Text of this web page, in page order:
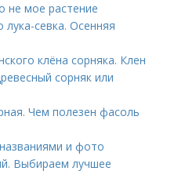
не мое растение
севка. Осенняя
клёна сорняка. Клен
сорняк или
Чем полезен фасоль
и фото
Выбираем лучшее